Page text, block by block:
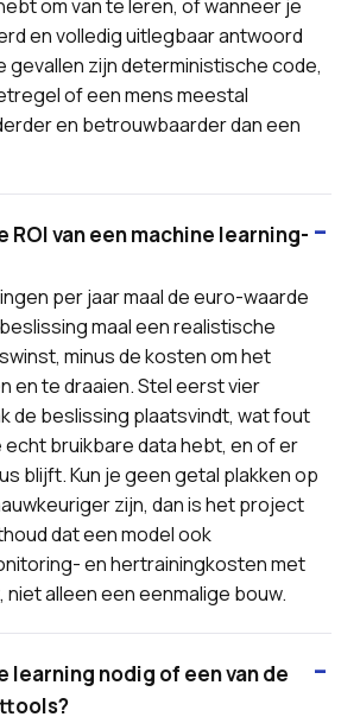
om van te leren, of wanneer je
en volledig uitlegbaar antwoord
gevallen zijn deterministische code,
of een mens meestal
en betrouwbaarder dan een
ROI van een machine learning-
per jaar maal de euro-waarde
maal een realistische
minus de kosten om het
en te draaien. Stel eerst vier
de beslissing plaatsvindt, wat fout
bruikbare data hebt, en of er
blijft. Kun je geen getal plakken op
zijn, dan is het project
dat een model ook
en hertrainingkosten met
alleen een eenmalige bouw.
learning nodig of een van de